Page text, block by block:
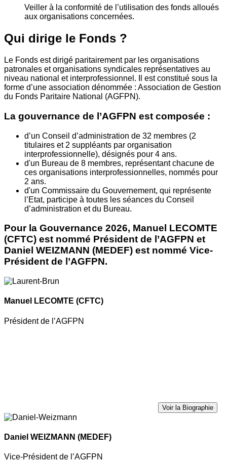
Veiller à la conformité de l’utilisation des fonds alloués
aux organisations concernées.
Qui dirige le Fonds ?
Le Fonds est dirigé paritairement par les organisations
patronales et organisations syndicales représentatives au
niveau national et interprofessionnel. Il est constitué sous la
forme d’une association dénommée : Association de Gestion
du Fonds Paritaire National (AGFPN).
La gouvernance de l’AGFPN est composée :
d’un Conseil d’administration de 32 membres (2
titulaires et 2 suppléants par organisation
interprofessionnelle), désignés pour 4 ans.
d'un Bureau de 8 membres, représentant chacune de
ces organisations interprofessionnelles, nommés pour
2 ans.
d'un Commissaire du Gouvernement, qui représente
l’Etat, participe à toutes les séances du Conseil
d’administration et du Bureau.
Pour la Gouvernance 2026, Manuel LECOMTE
(CFTC) est nommé Président de l’AGFPN et
Daniel WEIZMANN (MEDEF) est nommé Vice-
Président de l’AGFPN.
Manuel LECOMTE (CFTC)
Président de l’AGFPN
Voir la Biographie
Daniel WEIZMANN (MEDEF)
Vice-Président de l’AGFPN